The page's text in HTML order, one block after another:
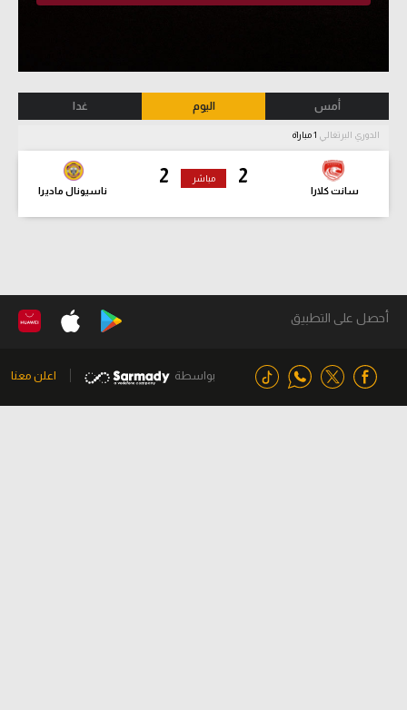
أمس اليوم غدا
الدوري البرتغالي
2
سانت كلارا
2
ناسيونال ماديرا
مباشر
أحصل على التطبيق
بواسطة اعلن معنا